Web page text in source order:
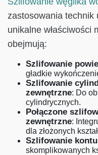
zastosowania technik
unikalne właściwości
obejmują:
Szlifowanie
gładkie
Szlifowanie
zewnętrzne: Do
cylindrycznych.
Połączone
zewnętrzne:
dla złożonych
Szlifowanie
skomplikowanych